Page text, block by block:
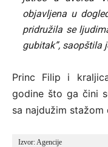
objavljena u
pridružila se
gubitak”, saopštila
Princ Filip i
godine što ga čini
sa najdužim
Izvor: Agencije